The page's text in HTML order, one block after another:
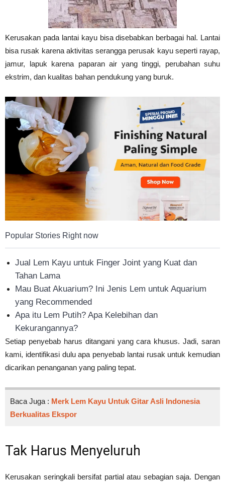
Kerusakan pada lantai kayu bisa disebabkan berbagai hal. Lantai
bisa rusak karena aktivitas serangga perusak kayu seperti rayap,
jamur, lapuk karena paparan air yang tinggi, perubahan suhu
ekstrim, dan kualitas bahan pendukung yang buruk.
Popular Stories Right now
Jual Lem Kayu untuk Finger Joint yang Kuat dan
Tahan Lama
Mau Buat Akuarium? Ini Jenis Lem untuk Aquarium
yang Recommended
Apa itu Lem Putih? Apa Kelebihan dan
Kekurangannya?
Setiap penyebab harus ditangani yang cara khusus. Jadi, saran
kami, identifikasi dulu apa penyebab lantai rusak untuk kemudian
dicarikan penanganan yang paling tepat.
Baca Juga : Merk Lem Kayu Untuk Gitar Asli Indonesia
Berkualitas Ekspor
Tak Harus Menyeluruh
Kerusakan seringkali bersifat partial atau sebagian saja. Dengan